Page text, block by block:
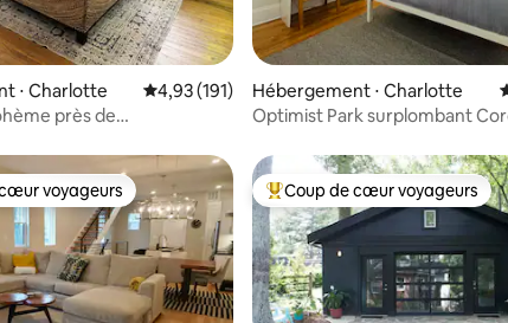
de 264 commentaires : 4,96 sur 5
⋅ Charlotte Évaluation moyenne sur la base de 191
4,93 (191)
près de
Hébergement ⋅ Charlotte
Optimist Park surplombant
voyageurs les plus appréciés
voyageurs Coups de cœur voyageurs les
Coup de cœur voyageurs